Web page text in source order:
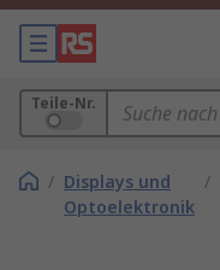
Teile-Nr.
/ Displays und
Optoelektronik
/